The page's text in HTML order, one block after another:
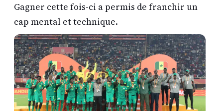
Gagner cette fois-ci a permis de franchir un
cap mental et technique.